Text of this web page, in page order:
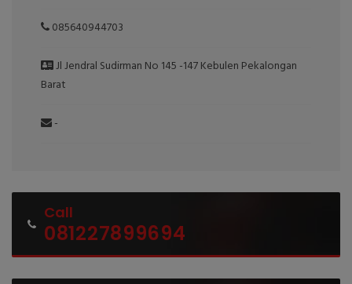
085640944703
Jl Jendral Sudirman No 145 -147 Kebulen Pekalongan
Barat
-
Call
081227899694